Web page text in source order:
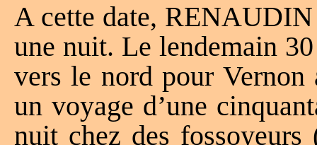
A cette date,
une nuit. Le lendemain
vers le nord pour Vernon
un voyage d’une
nuit chez des